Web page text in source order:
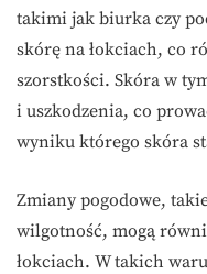
takimi jak biurka czy
skórę na łokciach, co
szorstkości. Skóra w
i uszkodzenia, co
wyniku którego skóra
Zmiany pogodowe,
wilgotność, mogą
łokciach. W takich